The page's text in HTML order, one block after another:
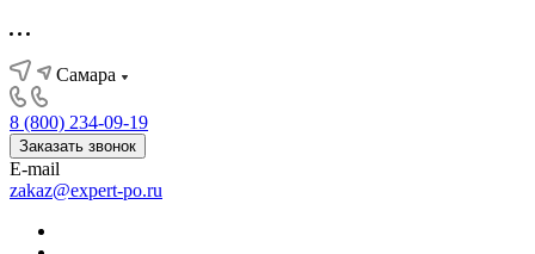
Самара
8 (800) 234-09-19
Заказать звонок
E-mail
zakaz@expert-po.ru